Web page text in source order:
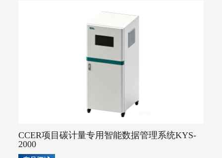
AQMS-900VI/VII-环境空气非甲烷总烃在线监测系统
AQMS-900VC-环境空气挥发性有机物在线监测系统
AQMS-900VF-环境空气甲醛在线监测系统
地表水监测系统
WQMS-900AI-数智化水质在线监测系统
CCER项目碳计量专用智能数据管理系统KYS-
2000